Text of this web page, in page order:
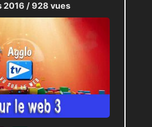
2016 / 928 vues